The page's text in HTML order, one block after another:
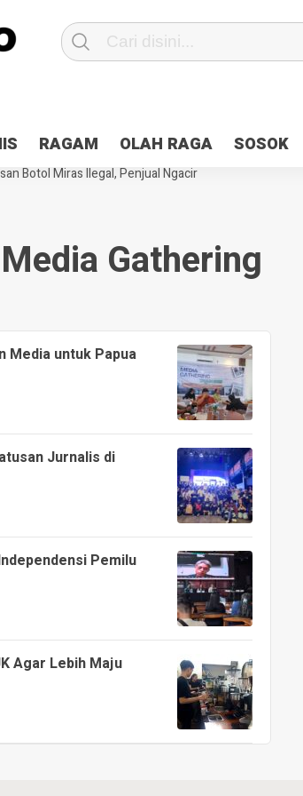
RAGAM OLAH RAGA SOSOK
di Kota Jayapura
Pesan Sejuk Polri di Deklarasi
Hibah Pilkada Jayapura Cair 10 Persen, Deposit
Botol Miras Ilegal, Penjual Ngacir
Media Gathering
Media untuk Papua
Jurnalis di
Pemilu
Agar Lebih Maju